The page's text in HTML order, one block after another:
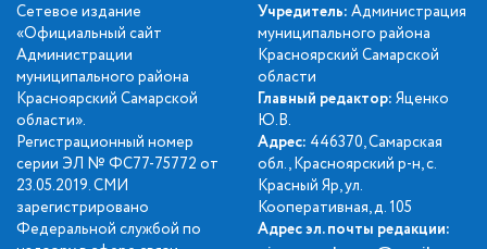
Сетевое издание
«Официальный сайт
Администрации
муниципального района
Красноярский Самарской
области».
Регистрационный номер
серии ЭЛ № ФС77-75772 от
23.05.2019. СМИ
зарегистрировано
Федеральной службой по
Учредитель: Администрация
муниципального района
Красноярский Самарской
области
Главный редактор: Яценко
Ю.В.
Адрес: 446370, Самарская
обл., Красноярский р-н, с.
Красный Яр, ул.
Кооперативная, д. 105
Адрес эл. почты редакции: